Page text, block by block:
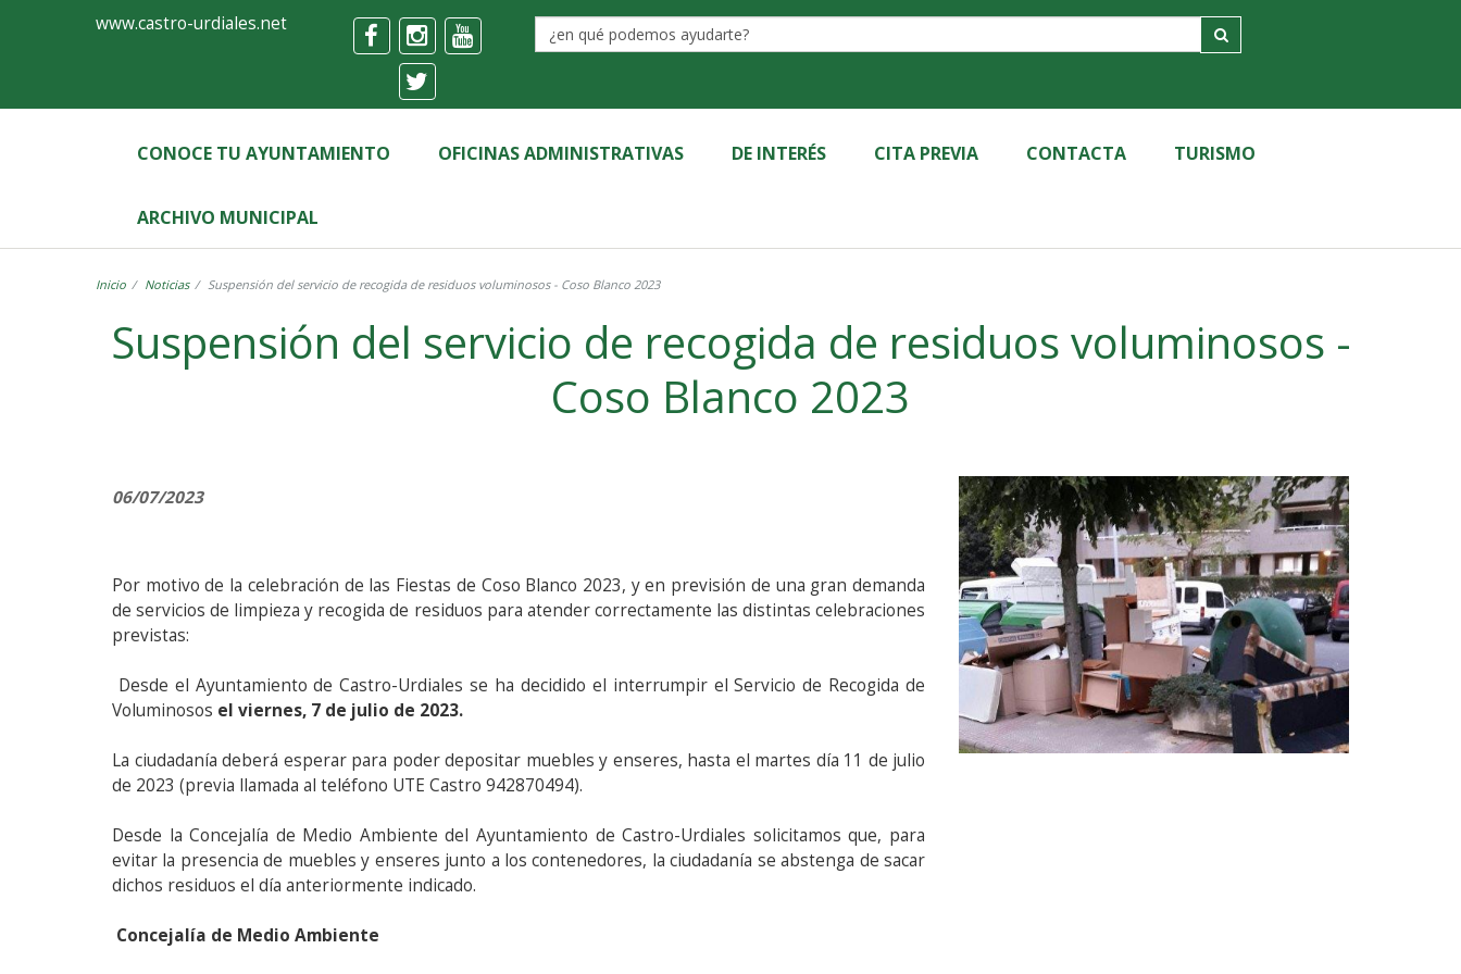
FormularioAyuntamiento
Castro-
Urdiales
www.castro-urdiales.net
CONOCE TU AYUNTAMIENTO OFICINAS ADMINISTRATIVAS DE INTERÉS CITA PREVIA CONTACTA TURISMO
ARCHIVO MUNICIPAL
Inicio Noticias Suspensión del servicio de recogida de residuos voluminosos - Coso Blanco 2023
Suspensión del servicio de recogida de residuos voluminosos -
Coso Blanco 2023
06/07/2023
Por motivo de la celebración de las Fiestas de Coso Blanco 2023, y en previsión de una gran demanda
de servicios de limpieza y recogida de residuos para atender correctamente las distintas celebraciones
previstas:
Desde el Ayuntamiento de Castro-Urdiales se ha decidido el interrumpir el Servicio de Recogida de
Voluminosos el viernes, 7 de julio de 2023.
La ciudadanía deberá esperar para poder depositar muebles y enseres, hasta el martes día 11 de julio
de 2023 (previa llamada al teléfono UTE Castro 942870494).
Desde la Concejalía de Medio Ambiente del Ayuntamiento de Castro-Urdiales solicitamos que, para
evitar la presencia de muebles y enseres junto a los contenedores, la ciudadanía se abstenga de sacar
dichos residuos el día anteriormente indicado.
Concejalía de Medio Ambiente